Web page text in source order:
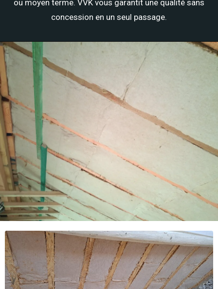
ou moyen terme. VVK vous garantit une qualité sans
concession en un seul passage.